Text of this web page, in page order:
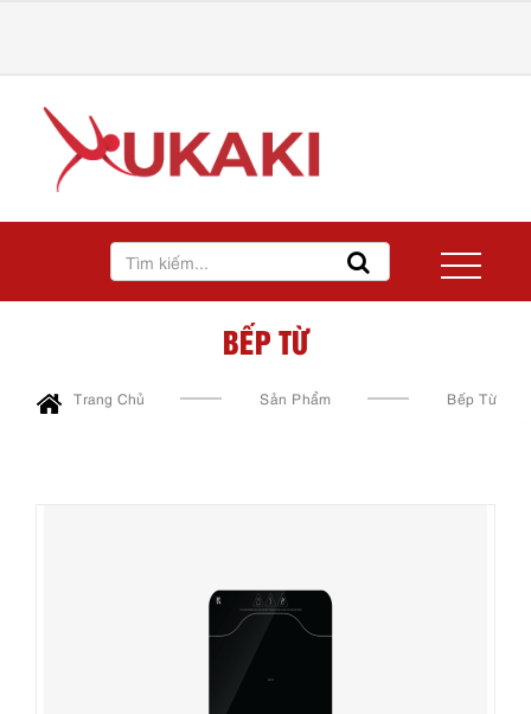
BẾP TỪ
Trang Chủ Sản Phẩm Bếp Từ